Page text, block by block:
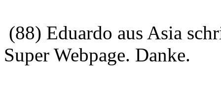
(88) Eduardo aus Asia
Super Webpage. Danke.